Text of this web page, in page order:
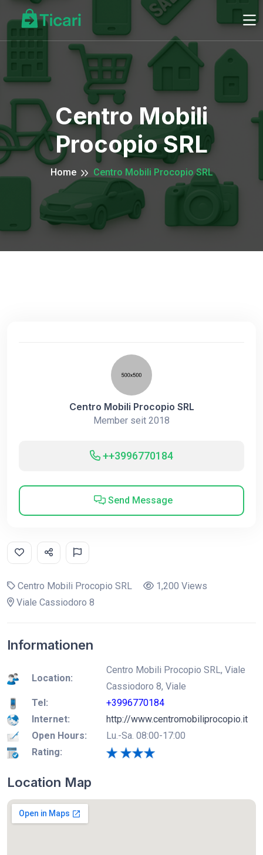
Centro Mobili
Procopio SRL
Home Centro Mobili Procopio SRL
Centro Mobili Procopio SRL
Member seit 2018
++3996770184
Send Message
Centro Mobili Procopio SRL
1,200 Views
Viale Cassiodoro 8
Informationen
Location:
Centro Mobili Procopio SRL, Viale
Cassiodoro 8, Viale
Tel:
+3996770184
Internet:
http://www.centromobiliprocopio.it
Open Hours:
Lu.-Sa. 08:00-17:00
Rating:
Location Map